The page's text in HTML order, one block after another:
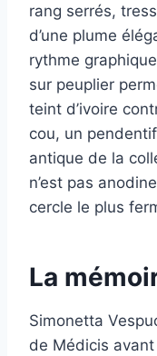
rang serrés,
d’une plume
rythme
sur peuplier
teint d’ivoire
cou, un
antique de la
n’est pas
cercle le plus
La
Simonetta
de Médicis